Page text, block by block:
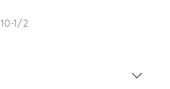
1/2